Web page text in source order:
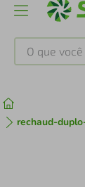
O que você
rechaud-tenis